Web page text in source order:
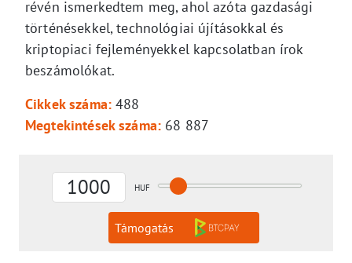
révén ismerkedtem meg, ahol azóta gazdasági
történésekkel, technológiai újításokkal és
kriptopiaci fejleményekkel kapcsolatban írok
beszámolókat.
Cikkek száma:488
Megtekintések száma: 68 887
Támogatás